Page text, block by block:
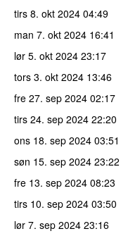
tirs 8. okt 2024 04:49
man 7. okt 2024 16:41
lør 5. okt 2024 23:17
tors 3. okt 2024 13:46
fre 27. sep 2024 02:17
tirs 24. sep 2024 22:20
ons 18. sep 2024 03:51
søn 15. sep 2024 23:22
fre 13. sep 2024 08:23
tirs 10. sep 2024 03:50
lør 7. sep 2024 23:16